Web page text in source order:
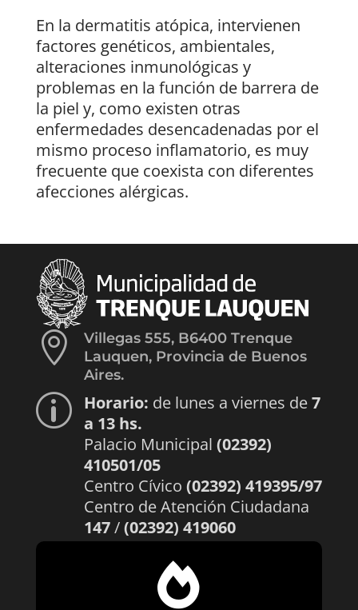
En la dermatitis atópica, intervienen
factores genéticos, ambientales,
alteraciones inmunológicas y
problemas en la función de barrera de
la piel y, como existen otras
enfermedades desencadenadas por el
mismo proceso inflamatorio, es muy
frecuente que coexista con diferentes
afecciones alérgicas.

Villegas 555, B6400 Trenque
Lauquen, Provincia de Buenos
Aires.
p Horario: de lunes a viernes de7
a 13 hs.
Palacio Municipal (02392)
410501/05
Centro Cívico (02392) 419395/97
Centro de Atención Ciudadana
147/(02392) 419060
